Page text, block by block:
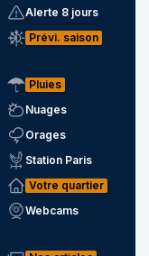
Alerte 8 jours
Prévi. saison
Pluies
Nuages
Orages
Station Paris
Votre quartier
Webcams